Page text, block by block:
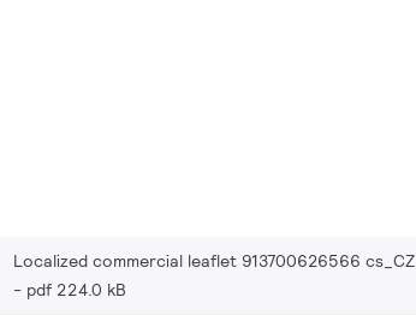
Localized commercial leaflet 913700626566 cs_CZ
pdf 224.0 kB